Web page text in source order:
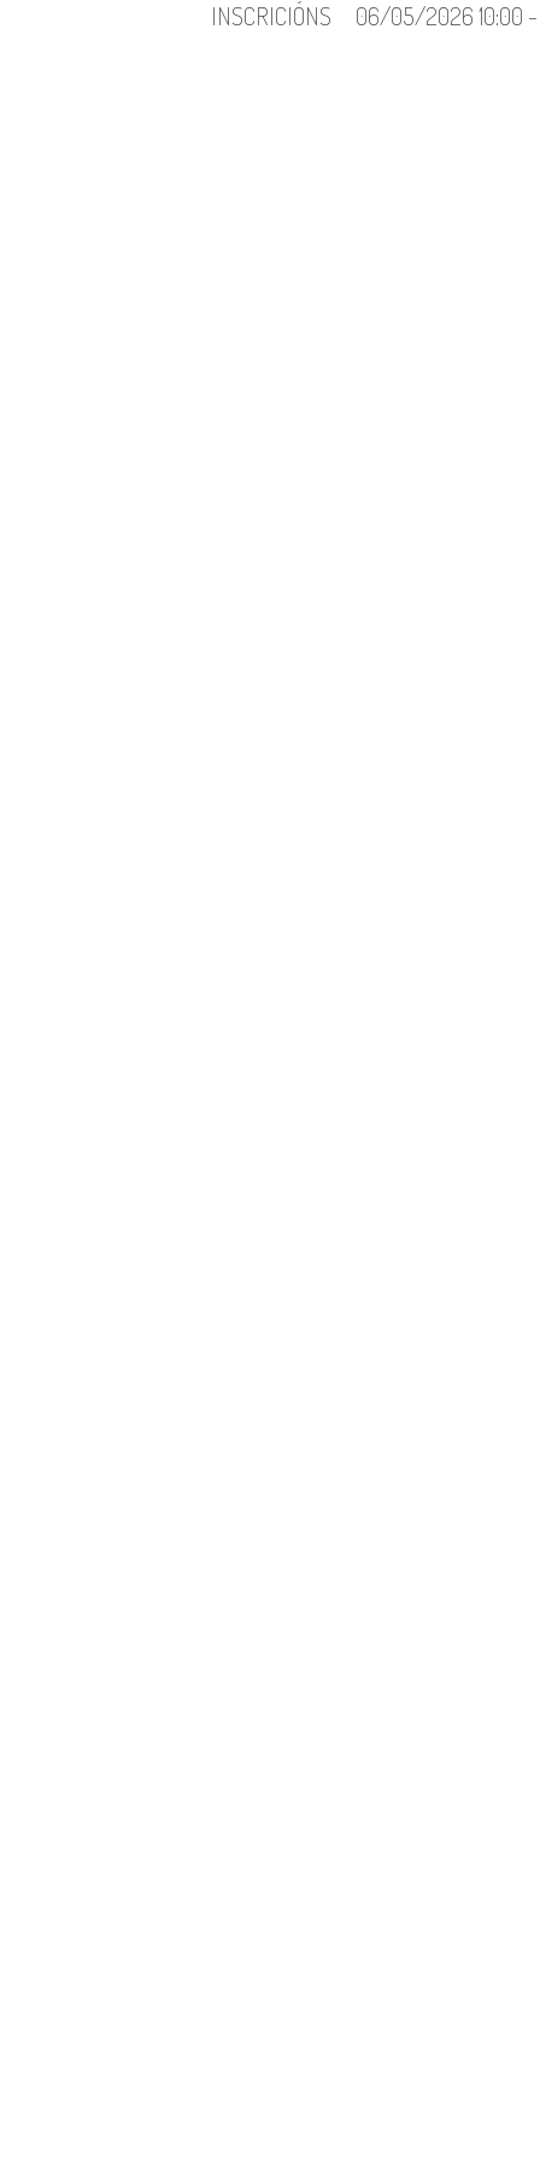
INSCRICIÓNS 06/05/2026 10:00